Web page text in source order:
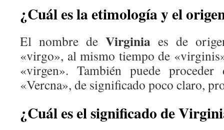
¿Cuál es la etimología y el
El nombre de Virginia es de
«virgo», al mismo tiempo de
«virgen». También puede
«Vercna», de significado poco claro,
¿Cuál es el significado de